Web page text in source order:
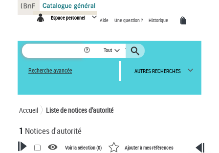
Espace personnel Aide Une question ? Historique
Tout
Recherche avancée AUTRES RECHERCHES
Accueil Liste de notices d’autorité
1 Notices d'autorité
Voir la sélection (0) Ajouter à mes références
Panneau de gestion des cookies